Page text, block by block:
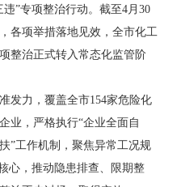
”专项整治行动。截至4月30
各项举措落地见效，全市化工
整治正式转入常态化监管阶
发力，覆盖全市154家危险化
业，严格执行“企业全面自
”工作机制，聚焦异常工况规
心，推动隐患排查、限期整